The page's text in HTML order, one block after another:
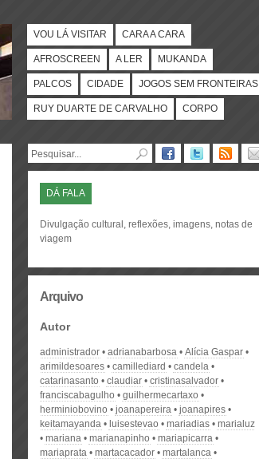
VOU LÁ VISITAR CARA A CARA
AFROSCREEN A LER MUKANDA
PALCOS CIDADE JOGOS SEM FRONTEIRAS
RUY DUARTE DE CARVALHO CORPO
DÁ FALA
Divulgação cultural, reflexões, imagens, notas de
viagem
Arquivo
Autor
administrador adrianabarbosa
Alícia Gaspar
arimildesoares
camillediard
candela
catarinasanto
claudiar
cristinasalvador
franciscabagulho
guilhermecartaxo
herminiobovino
joanapereira
joanapires
keitamayanda
luisestevao mariadias
marialuz
mariana
marianapinho
mariapicarra
mariaprata
martacacador
martalanca